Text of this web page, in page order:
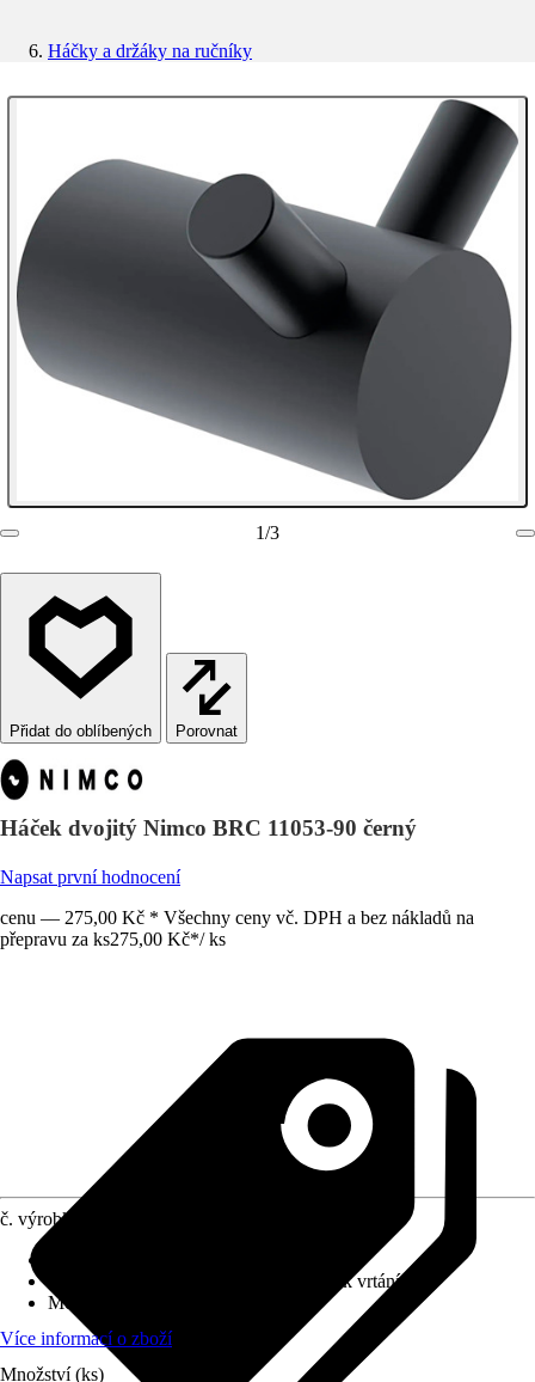
Háčky a držáky na ručníky
1/3
Porovnat
Háček dvojitý Nimco BRC 11053-90 černý
Napsat první hodnocení
cenu — 275,00 Kč * Všechny ceny vč. DPH a bez nákladů na
přepravu za ks275,00 Kč*/ ks
č. výrobku
Montážní materiál k vrtání
Možnost upevnění
Více informací o zboží
Množství (ks)